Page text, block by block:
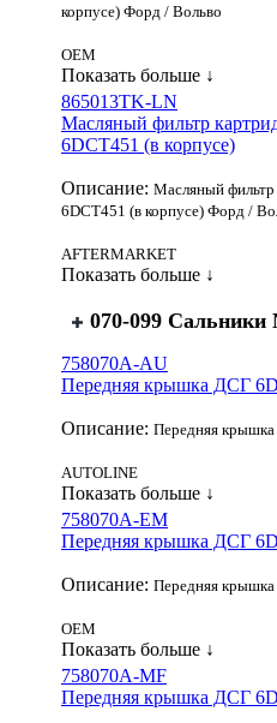
корпусе) Форд / Вольво
OEM
Показать больше ↓
865013TK-LN
Масляный фильтр
6DCT451 (в корпусе)
Описание: Масляный
6DCT451 (в корпусе) Форд /
AFTERMARKET
Показать больше ↓
070-099 Сальники
758070A-AU
Передняя крышка ДСГ
Описание: Передняя
AUTOLINE
Показать больше ↓
758070A-EM
Передняя крышка ДСГ
Описание: Передняя
OEM
Показать больше ↓
758070A-MF
Передняя крышка ДСГ